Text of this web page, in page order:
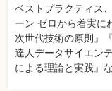
ベストプラクティス
ーン ゼロから着実に
次世代技術の原則』
達人データサイエン
による理論と実践』